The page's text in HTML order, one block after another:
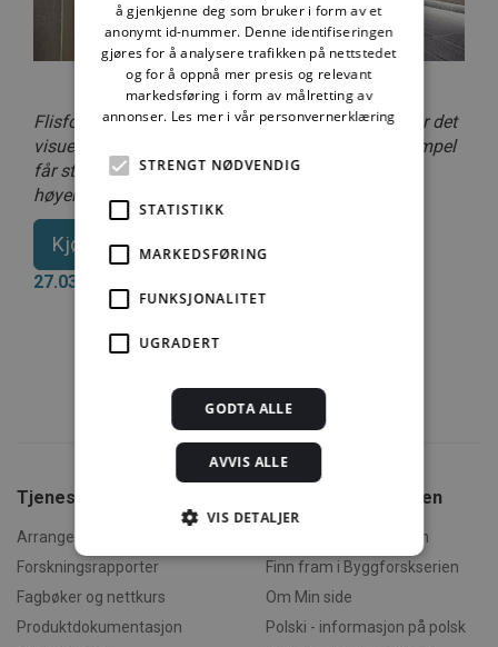
Flisformatet – flisenes høyde og bredde – påvirker det
visuelle inntrykket av rommets størrelse. For eksempel
får stående rektangulære fliser rommet til å virke
høyere. Foto: Bergersen AS
Kjøp tilgang til Byggforskserien
27.03.2017
Tjenester fra SINTEF
Arrangementer og kurs
Forskningsrapporter
Fagbøker og nettkurs
Produktdokumentasjon
Om Byggforskserien
Hva er Byggforskserien
Finn fram i Byggforskserien
Om Min side
Polski - informasjon på polsk
å gjenkjenne deg som bruker i form av et
anonymt id-nummer. Denne identifiseringen
gjøres for å analysere trafikken på nettstedet
og for å oppnå mer presis og relevant
markedsføring i form av målretting av
annonser. Les mer i vår personvernerklæring
STRENGT NØDVENDIG
STATISTIKK
MARKEDSFØRING
FUNKSJONALITET
UGRADERT
GODTA ALLE
AVVIS ALLE
VIS DETALJER
Strengt nødvendig
Statistikk
Markedsføring
Funksjonalitet